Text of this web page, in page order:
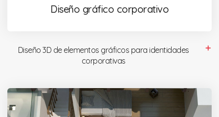
Diseño gráfico corporativo
Diseño 3D de elementos gráficos para identidades
corporativas